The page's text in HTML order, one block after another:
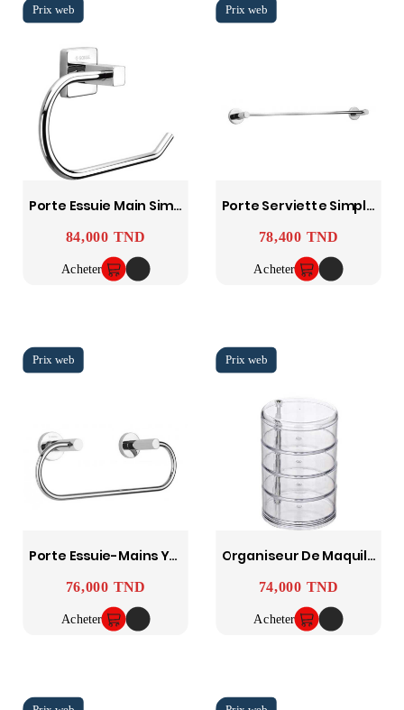
Porte Essuie Main Simple Ward SOPAL
Prix
84,000 TND
Acheter
Porte Serviette Simple Yasmine SOPAL
Prix
78,400 TND
Acheter
Porte Essuie-Mains Yasmine SOPAL
Prix
76,000 TND
Acheter
Organiseur De Maquillage Ower Rose 4 Compartiments - WENKO
Prix
74,000 TND
Acheter